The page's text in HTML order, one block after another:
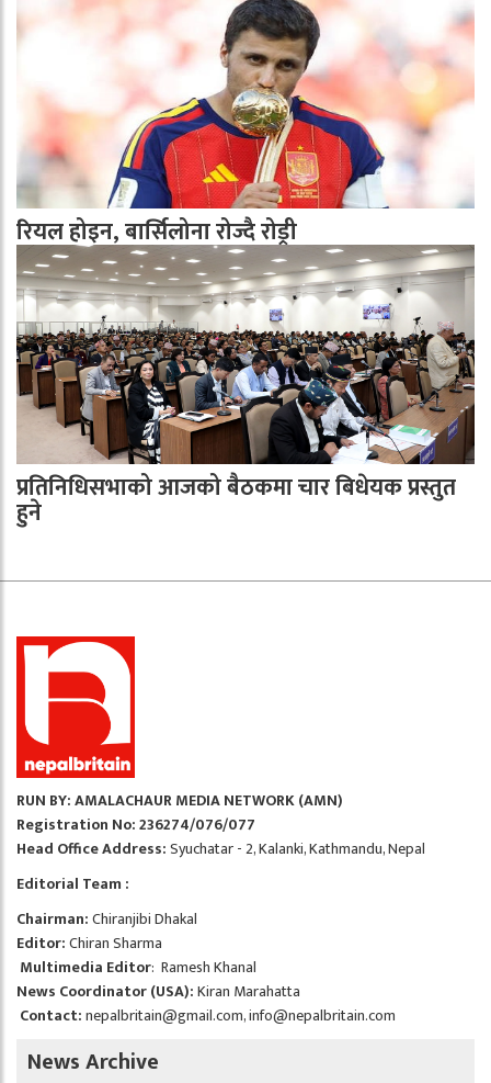
रियल होइन, बार्सिलोना रोज्दै रोड्री
प्रतिनिधिसभाको आजको बैठकमा चार बिधेयक प्रस्तुत
हुने
RUN BY: AMALACHAUR MEDIA NETWORK (AMN)
Registration No: 236274/076/077
Head Office Address:Syuchatar - 2, Kalanki, Kathmandu, Nepal
Editorial Team :
Chairman:Chiranjibi Dhakal
Editor:Chiran Sharma
Multimedia Editor: Ramesh Khanal
News Coordinator (USA):Kiran Marahatta
Contact:nepalbritain@gmail.com,info@nepalbritain.com
News Archive